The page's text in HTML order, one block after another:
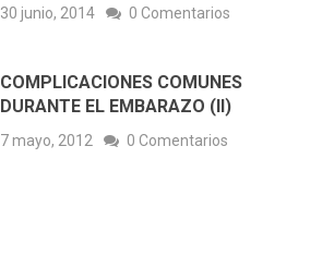
30 junio, 2014 0 Comentarios
COMPLICACIONES COMUNES
DURANTE EL EMBARAZO (II)
7 mayo, 2012 0 Comentarios